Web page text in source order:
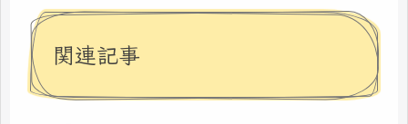
関連記事